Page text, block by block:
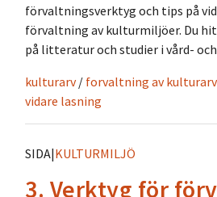
förvaltningsverktyg och tips på
förvaltning av kulturmiljöer. Du
på litteratur och studier i vård- och
kulturarv / forvaltning av kulturarv
vidare lasning
SIDA|KULTURMILJÖ
3. Verktyg för